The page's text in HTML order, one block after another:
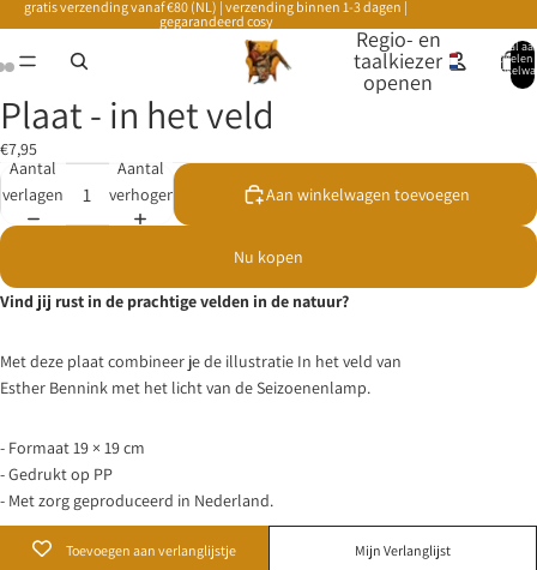
gratis verzending vanaf €80 (NL) | verzending binnen 1-3 dagen |
gegarandeerd cosy
Regio- en
taalkiezer
openen
Totaal
artikelen
Plaat - in het veld
€7,95
Aantal
verlagen
Aantal
verhogen
Aan winkelwagen toevoegen
Nu kopen
Vind jij rust in de prachtige velden in de natuur?
Met deze plaat combineer je de illustratie In het veld van
Esther Bennink met het licht van deSeizoenenlamp.
- Formaat 19 × 19 cm
- Gedrukt op PP
- Met zorg geproduceerd in Nederland.
Toevoegen aan verlanglijstje Mijn Verlanglijst